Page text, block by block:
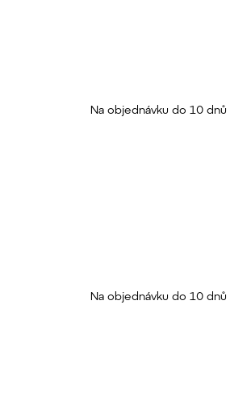
Na objednávku do 10 dnů
Na objednávku do 10 dnů